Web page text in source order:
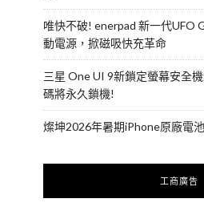
唯快不破! enerpad 新一代UFO
動電源，掀磁吸快充革命
三星 One UI 9新鎖定螢幕安全
碼將永久鎖機!
燦坤2026年暑期iPhone原廠電
工商廣告